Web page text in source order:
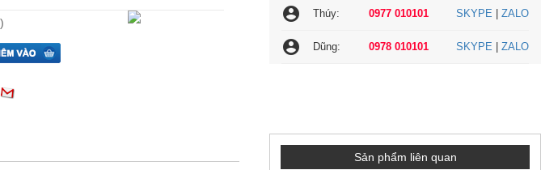
account_circle Thúy: 0977 010101 SKYPE ZALO
account_circle Dũng: 0978 010101 SKYPE ZALO
Sản phẩm liên quan